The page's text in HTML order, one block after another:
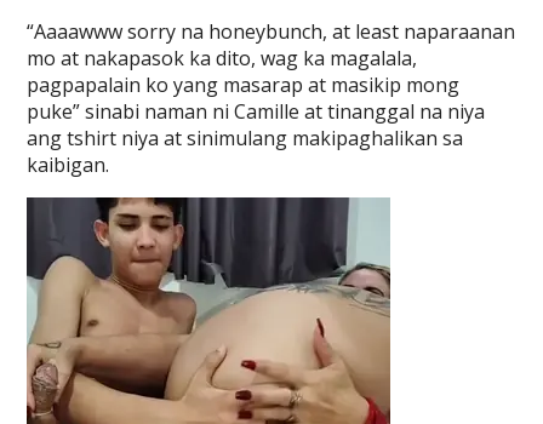
“Aaaawww sorry na honeybunch, at least naparaanan
mo at nakapasok ka dito, wag ka magalala,
pagpapalain ko yang masarap at masikip mong
puke” sinabi naman ni Camille at tinanggal na niya
ang tshirt niya at sinimulang makipaghalikan sa
kaibigan.